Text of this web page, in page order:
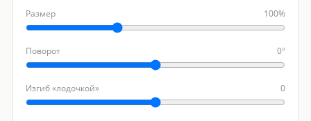
Размер 100%
Поворот 0°
Изгиб «лодочкой» 0